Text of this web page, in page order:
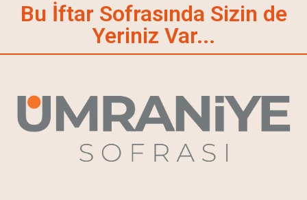
Bu İftar Sofrasında Sizin de
Yeriniz Var...